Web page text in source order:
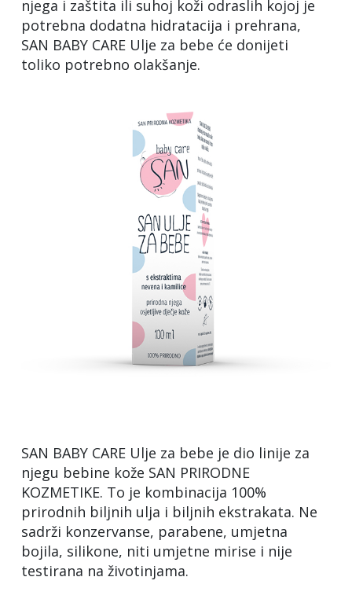
njega i zaštita ili suhoj koži odraslih kojoj je
potrebna dodatna hidratacija i prehrana,
SAN BABY CARE Ulje za bebe će donijeti
toliko potrebno olakšanje.
SAN BABY CARE Ulje za bebe je dio linije za
njegu bebine kože SAN PRIRODNE
KOZMETIKE. To je kombinacija 100%
prirodnih biljnih ulja i biljnih ekstrakata. Ne
sadrži konzervanse, parabene, umjetna
bojila, silikone, niti umjetne mirise i nije
testirana na životinjama.